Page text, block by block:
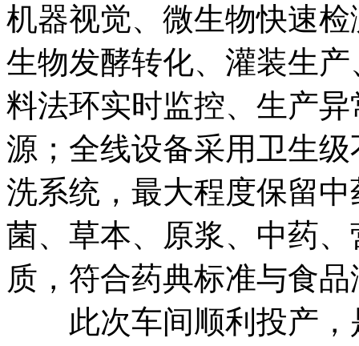
机器视觉、微生物快速
生物发酵转化、灌装生
料法环实时监控、生产
源；全线设备采用卫生
洗系统，最大程度保留
菌、草本、原浆、中药
质，符合药典标准与食
此次车间顺利投产，